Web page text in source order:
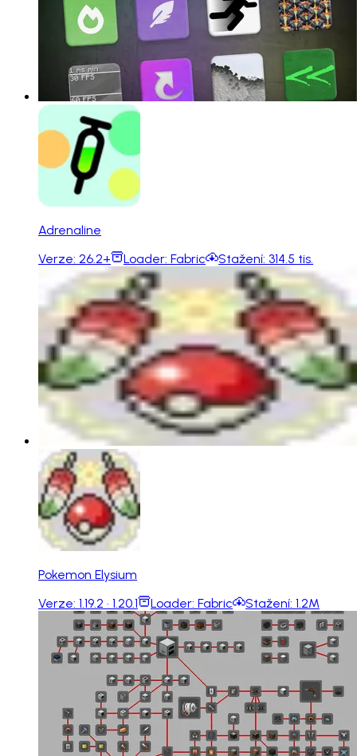
Adrenaline
Verze: 26.2+ Loader: Fabric Stažení: 314.5 tis.
Pokemon Elysium
Verze: 1.19.2 · 1.20.1 Loader: Fabric Stažení: 1.2M